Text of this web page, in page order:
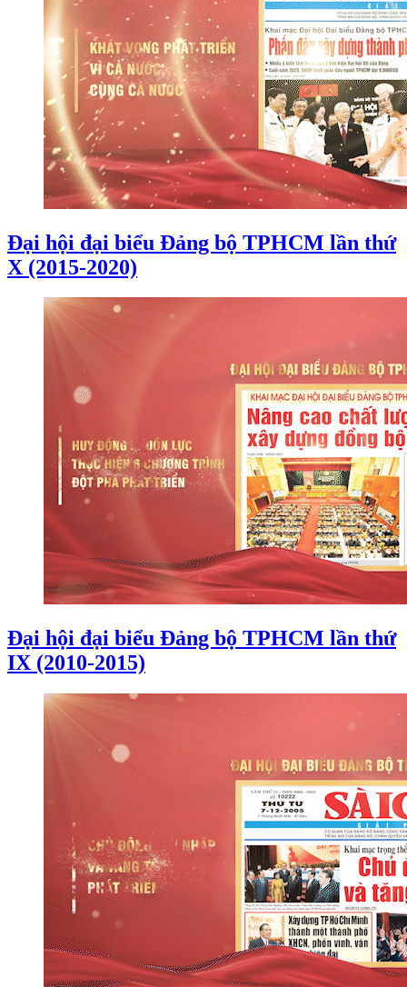
Đại hội đại biểu Đảng bộ TPHCM lần thứ
X (2015-2020)
Đại hội đại biểu Đảng bộ TPHCM lần thứ
IX (2010-2015)